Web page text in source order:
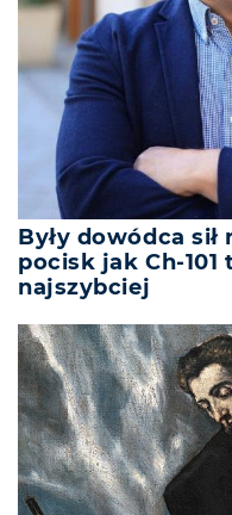
Były dowódca
pocisk jak Ch-
najszybciej